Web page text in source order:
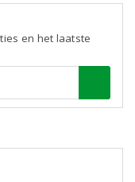
en het laatste